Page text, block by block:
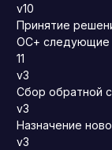
v10
Принятие
ОС+ следующие
11
v3
Сбор обратной
v3
Назначение
v3